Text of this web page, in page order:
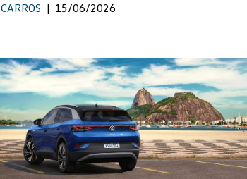
CARROS | 15/06/2026